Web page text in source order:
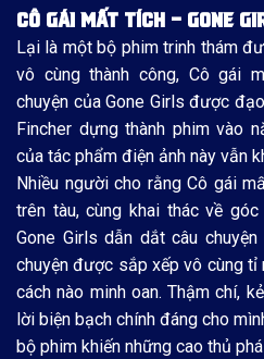
CÔ GÁI MẤT TÍCH – GONE
Lại là một bộ phim trinh thám
vô cùng thành công, Cô gái
chuyện của Gone Girls được
Fincher dựng thành phim vào
của tác phẩm điện ảnh này vẫn
Nhiều người cho rằng Cô gái
trên tàu, cùng khai thác về góc
Gone Girls dẫn dắt câu
chuyện được sắp xếp vô cùng
cách nào minh oan. Thậm chí,
lời biện bạch chính đáng cho
bộ phim khiến những cao thủ